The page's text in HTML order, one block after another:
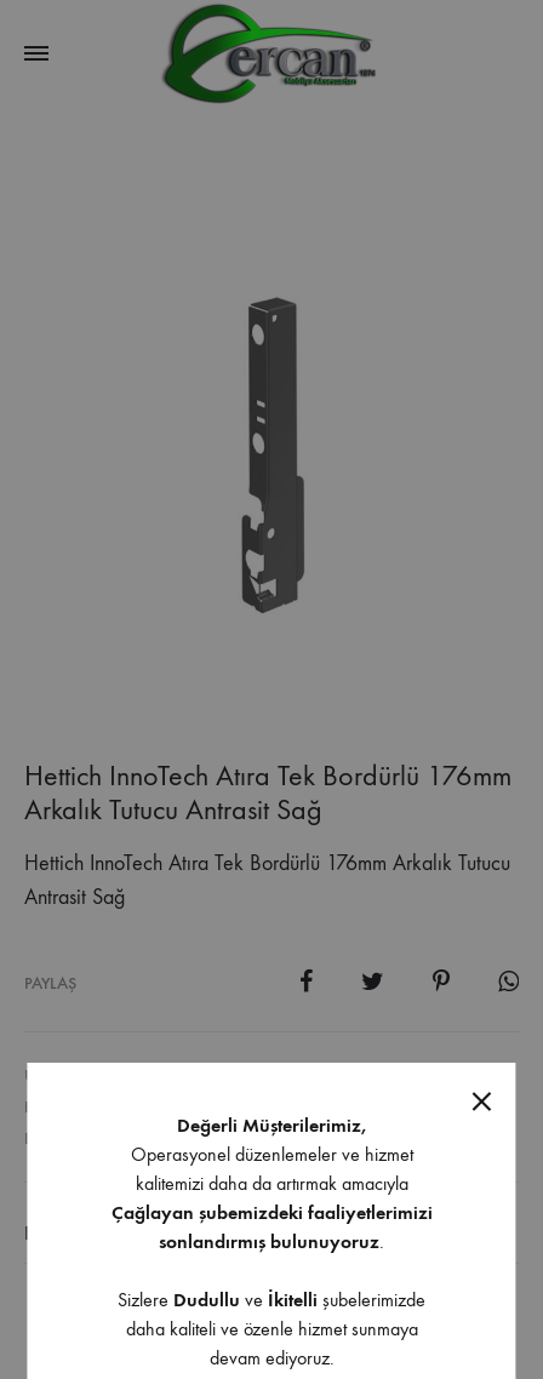
Hettich InnoTech Atıra Tek Bordürlü 176mm
Arkalık Tutucu Antrasit Sağ
Hettich InnoTech Atıra Tek Bordürlü 176mm Arkalık Tutucu
Antrasit Sağ
PAYLAŞ
ÜRÜN KODU
KATEGORI
ETIKETLER
ÇEKMECE RAY,METAL YANAKLI RAYLAR
EK BILGI
Hettich InnoTech Atıra Tek Bordürlü Antrasit 176 mm
Arka Panel Birleştirici Sağ
Değerli Müşterilerimiz,
Operasyonel düzenlemeler ve hizmet
kalitemizi daha da artırmak amacıyla
Çağlayan şubemizdeki faaliyetlerimizi
sonlandırmış bulunuyoruz
Sizlere Dudullu ve İkitelli şubelerimizde
daha kaliteli ve özenle hizmet sunmaya
devam ediyoruz.